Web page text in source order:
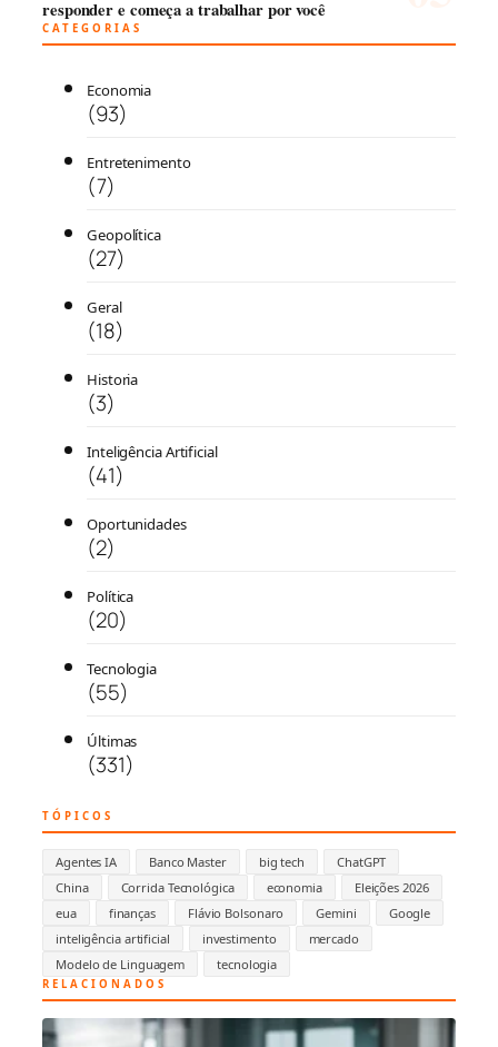
responder e começa a trabalhar por você
CATEGORIAS
Economia
(93)
Entretenimento
(7)
Geopolítica
(27)
Geral
(18)
Historia
(3)
Inteligência Artificial
(41)
Oportunidades
(2)
Política
(20)
Tecnologia
(55)
Últimas
(331)
TÓPICOS
Agentes IA Banco Master big tech
ChatGPT
China
Corrida Tecnológica economia
Eleições 2026
eua
finanças Flávio Bolsonaro Gemini
Google
inteligência artificial
investimento
mercado
Modelo de Linguagem
tecnologia
RELACIONADOS